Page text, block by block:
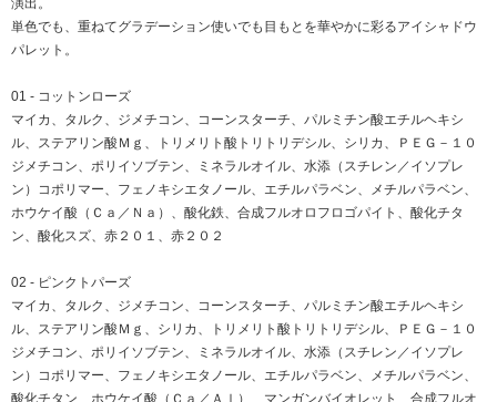
演出。
単色でも、重ねてグラデーション使いでも目もとを華やかに彩るアイシャドウ
パレット。
01 - コットンローズ
マイカ、タルク、ジメチコン、コーンスターチ、パルミチン酸エチルヘキシ
ル、ステアリン酸Ｍｇ、トリメリト酸トリトリデシル、シリカ、ＰＥＧ－１０
ジメチコン、ポリイソブテン、ミネラルオイル、水添（スチレン／イソプレ
ン）コポリマー、フェノキシエタノール、エチルパラベン、メチルパラベン、
ホウケイ酸（Ｃａ／Ｎａ）、酸化鉄、合成フルオロフロゴパイト、酸化チタ
ン、酸化スズ、赤２０１、赤２０２
02 - ピンクトパーズ
マイカ、タルク、ジメチコン、コーンスターチ、パルミチン酸エチルヘキシ
ル、ステアリン酸Ｍｇ、シリカ、トリメリト酸トリトリデシル、ＰＥＧ－１０
ジメチコン、ポリイソブテン、ミネラルオイル、水添（スチレン／イソプレ
ン）コポリマー、フェノキシエタノール、エチルパラベン、メチルパラベン、